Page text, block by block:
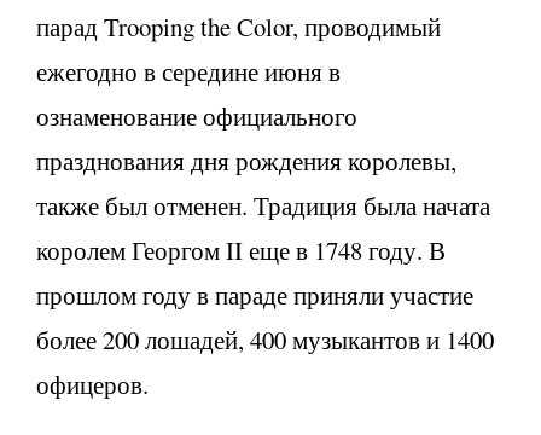
парад Trooping the Color, проводимый
ежегодно в середине июня в
ознаменование официального
празднования дня рождения королевы,
также был отменен. Традиция была начата
королем Георгом II еще в 1748 году. В
прошлом году в параде приняли участие
более 200 лошадей, 400 музыкантов и 1400
офицеров.